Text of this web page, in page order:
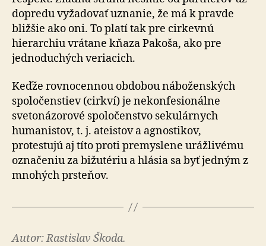
dopredu vyžadovať uznanie, že má k pravde
bližšie ako oni. To platí tak pre cirkevnú
hierarchiu vrátane kňaza Pakoša, ako pre
jednoduchých veriacich.
Keďže rovnocennou obdobou náboženských
spo­lo­čen­stiev (cirkví) je nekonfesionálne
svetonázorové spo­lo­čen­stvo sekulárnych
humanistov, t. j. ateistov a agnostikov,
protestujú aj títo proti premyslene urážlivému
označeniu za bižutériu a hlásia sa byť jedným z
mnohých prsteňov.
Autor: Rastislav Škoda.